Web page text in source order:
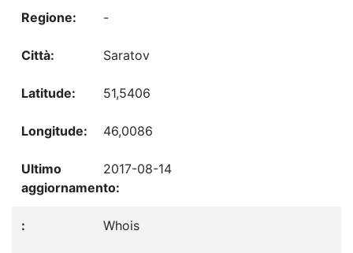
-
Saratov
51,5406
46,0086
2017-08-14
Whois